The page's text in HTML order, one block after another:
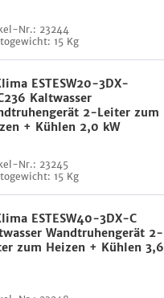
Nr.: 23244
15 Kg
ESTESW20-3DX-
Kaltwasser
2-Leiter zum
+ Kühlen 2,0 kW
Nr.: 23245
15 Kg
ESTESW40-3DX-C
Wandtruhengerät 2-
zum Heizen + Kühlen 3,6